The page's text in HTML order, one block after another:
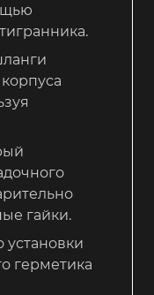
гайки.
герметика